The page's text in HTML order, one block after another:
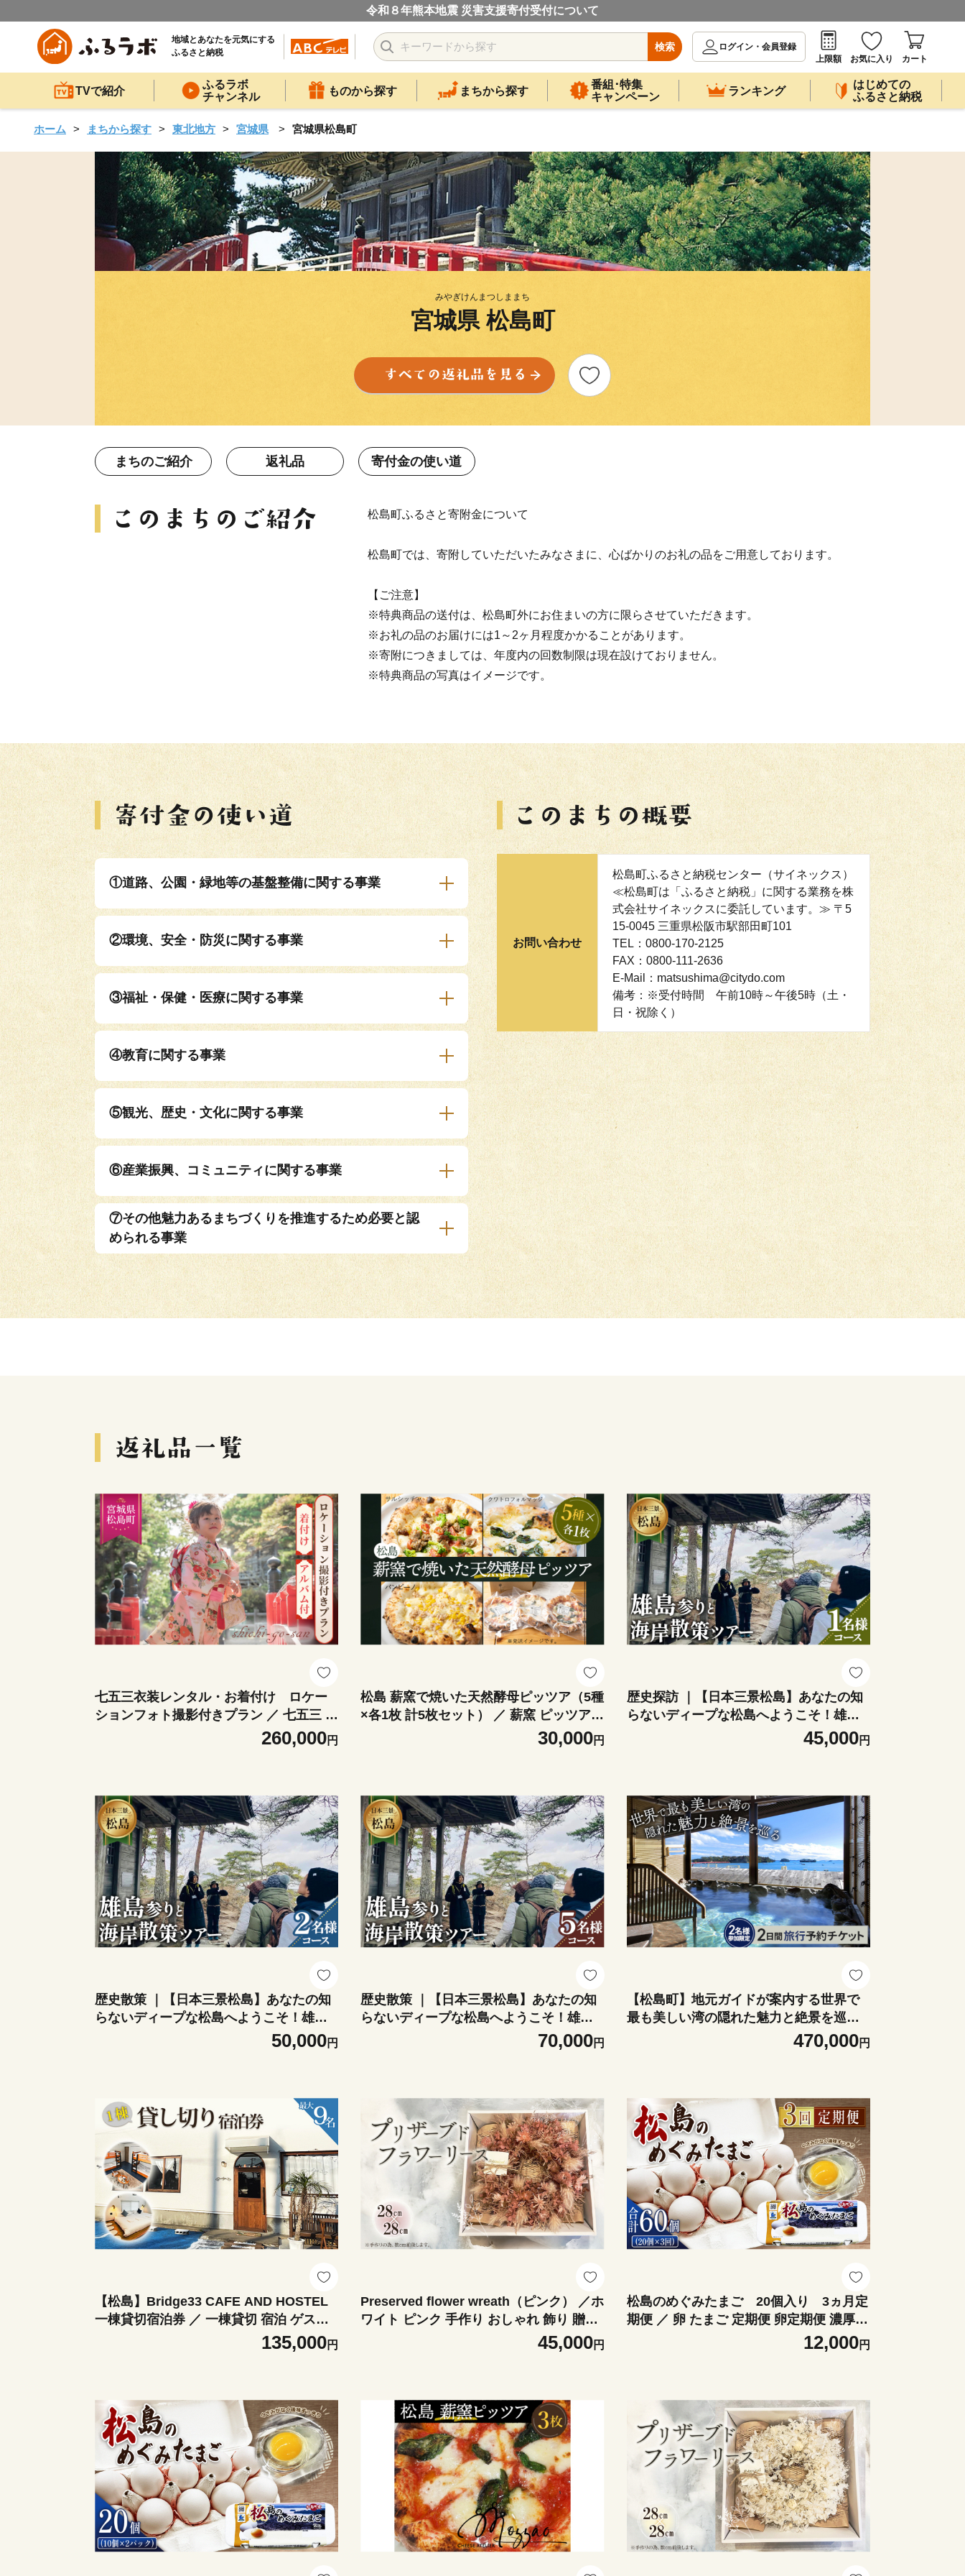
令和８年熊本地震 災害支援寄付受付について
地域とあなたを元気にする
ふるさと納税
検索
ログイン・会員登録
上限額
お気に入り カート
TVで紹介
ふるラボ
チャンネル
ものから探す まちから探す
番組･特集
キャンペーン
ランキング
はじめての
ふるさと納税
ホーム まちから探す 東北地方 宮城県 宮城県松島町
みやぎけんまつしままち
宮城県 松島町
まちのご紹介 返礼品 寄付金の使い道
松島町ふるさと寄附金について
松島町では、寄附していただいたみなさまに、心ばかりのお礼の品をご用意しております。
【ご注意】
※特典商品の送付は、松島町外にお住まいの方に限らさせていただきます。
※お礼の品のお届けには1～2ヶ月程度かかることがあります。
※寄附につきましては、年度内の回数制限は現在設けておりません。
※特典商品の写真はイメージです。
①道路、公園・緑地等の基盤整備に関する事業
②環境、安全・防災に関する事業
③福祉・保健・医療に関する事業
④教育に関する事業
⑤観光、歴史・文化に関する事業
⑥産業振興、コミュニティに関する事業
⑦その他魅力あるまちづくりを推進するため必要と認
められる事業
お問い合わせ
松島町ふるさと納税センター（サイネックス）
≪松島町は「ふるさと納税」に関する業務を株
式会社サイネックスに委託しています。≫ 〒5
15-0045 三重県松阪市駅部田町101
TEL：0800-170-2125
FAX：0800-111-2636
E-Mail：matsushima@citydo.com
備考：※受付時間 午前10時～午後5時（土・
日・祝除く）
七五三衣装レンタル・お着付け ロケー
ションフォト撮影付きプラン ／ 七五三 フ
ォトプラン 衣装レンタル 着付け ロケーシ
ョン撮影 プロカメラマン 記念写真 七五三
158
260,000円
松島 薪窯で焼いた天然酵母ピッツア（5種
×各1枚 計5枚セット） ／ 薪窯 ピッツア
天然酵母 ナポリ 冷凍 ピザ 5種 セット 本
格 お取り寄せ 家族で シェア 食卓 手軽 も
30,000円
歴史探訪 ｜【日本三景松島】あなたの知
らないディープな松島へようこそ！雄島
参りと海岸散策（1名様コース） ／ガイド
同行 霊場巡り 寺社めぐり 約2時間30分 季
45,000円
歴史散策 ｜【日本三景松島】あなたの知
らないディープな松島へようこそ！雄島
参りと海岸散策（2名様コース） ／ チケ
ット ウォーキング ツアー 運動 観光ツア
50,000円
歴史散策 ｜【日本三景松島】あなたの知
らないディープな松島へようこそ！雄島
参りと海岸散策（5名様以内コース） ／ガ
イド付き 霊場巡り 寺社めぐり 文化体験
期限1年 絶景スポット 歴史好き No.155
70,000円
【松島町】地元ガイドが案内する世界で
最も美しい湾の隠れた魅力と絶景を巡る2
日間（ペアチケット） ／雄島散策 遊覧船
クルーズ 四大観 麗観 富山観音 大仰寺 観
クシー移動 事前予約 No.156
470,000円
【松島】Bridge33 CAFE AND HOSTEL
一棟貸切宿泊券 ／ 一棟貸切 宿泊 ゲスト
ハウス 松島 9名 キッチン ゲーム 長期滞
在 大人数 家族旅行 友人と おでかけ おう
135,000円
Preserved flower wreath（ピンク） ／ホ
ワイト ピンク 手作り おしゃれ 飾り 贈り
物 インテリア 部屋 雑貨 プレゼント 宮城
45,000円
松島のめぐみたまご 20個入り 3ヵ月定
期便 ／ 卵 たまご 定期便 卵定期便 濃厚卵
黄身 オレンジ卵 臭みが少ない卵 すっきり
後味 新鮮たまご 卵かけご飯 TKG 朝食 冷
12,000円